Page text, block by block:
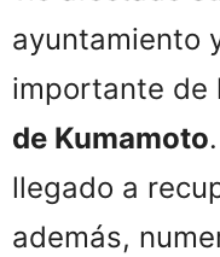
ayuntamiento
importante de
de Kumamoto
llegado a
además,